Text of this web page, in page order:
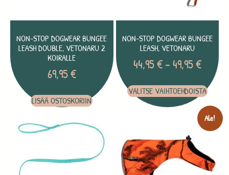
NON-STOP DOGWEAR BUNGEE
LEASH DOUBLE, VETONARU 2
KOIRALLE
69,95€
LISÄÄ OSTOSKORIIN
NON-STOP DOGWEAR BUNGEE
LEASH, VETONARU
44,95€ –49,95€
VALITSE VAIHTOEHDOISTA
Ale!